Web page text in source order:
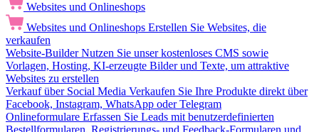
Websites und Onlineshops
Websites und Onlineshops Erstellen Sie Websites, die
verkaufen
Website-Builder Nutzen Sie unser kostenloses CMS sowie
Vorlagen, Hosting, KI-erzeugte Bilder und Texte, um attraktive
Websites zu erstellen
Verkauf über Social Media Verkaufen Sie Ihre Produkte direkt über
Facebook, Instagram, WhatsApp oder Telegram
Onlineformulare Erfassen Sie Leads mit benutzerdefinierten
Bestellformularen, Registrierungs- und Feedback-Formularen und